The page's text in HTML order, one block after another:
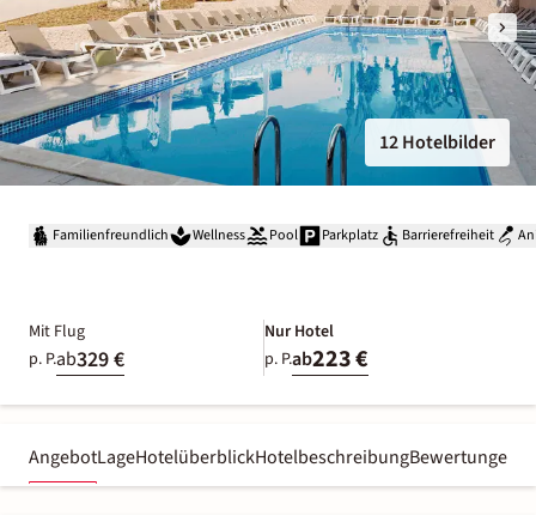
12 Hotelbilder
Familienfreundlich Wellness Pool Parkplatz Barrierefreiheit
Mit Flug
p. P.ab329 €
Nur Hotel
p. P.ab223 €
AngebotLageHotelüberblickHotelbeschreibungBewertungen